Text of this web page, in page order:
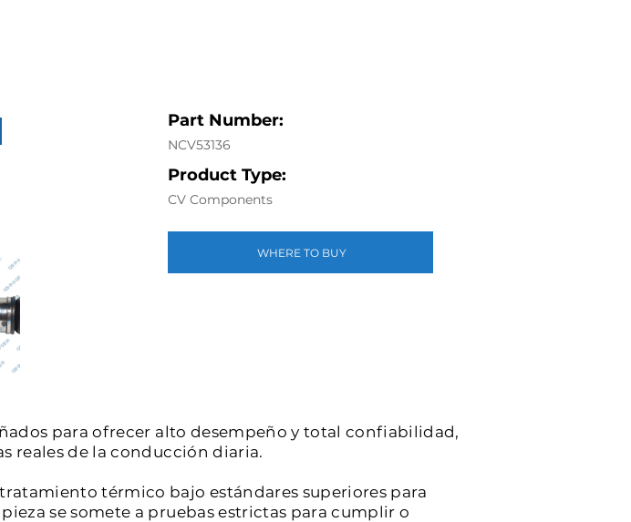
Part Number:
NCV53136
Product Type:
CV Components
WHERE TO BUY
para ofrecer alto desempeño y total confiabilidad,
reales de la conducción diaria.
térmico bajo estándares superiores para
se somete a pruebas estrictas para cumplir o